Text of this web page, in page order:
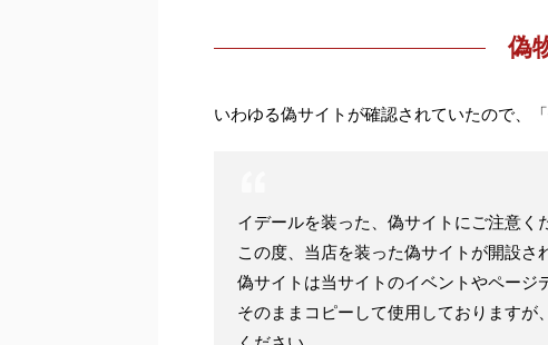
偽
いわゆる偽サイトが確認されていたので、
イデールを装った、偽サイトにご注意く
この度、当店を装った偽サイトが開設さ
偽サイトは当サイトのイベントやページ
そのままコピーして使用しております